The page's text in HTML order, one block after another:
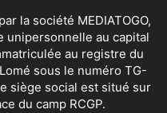
la société MEDIATOGO,
unipersonnelle au capital
au registre du
sous le numéro TG-
siège social est situé sur
du camp RCGP.